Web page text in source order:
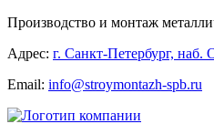
Производство и монтаж
Адрес: г. Санкт-Петербург, наб.
Email: info@stroymontazh-spb.ru